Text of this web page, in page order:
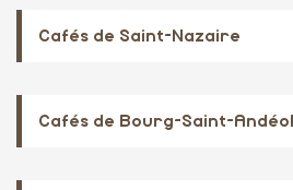
Cafés de Saint-Nazaire
Cafés de Bourg-Saint-Andéol